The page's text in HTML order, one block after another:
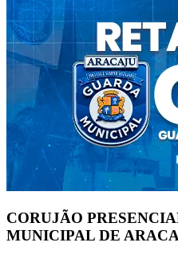
CORUJÃO
MUNICIPAL DE